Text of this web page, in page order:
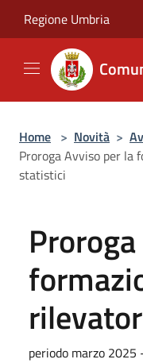
Regione Umbria
Home > Novità >
Proroga Avviso per la
statistici
periodo marzo 2025